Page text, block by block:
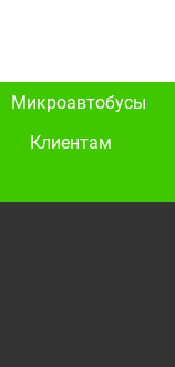
Микроавтобусы
Клиентам